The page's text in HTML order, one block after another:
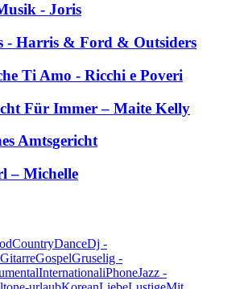
- Joris
- Harris & Ford & Outsiders
Ti Amo - Ricchi e Poveri
Für Immer – Maite Kelly
Amtsgericht
– Michelle
CountryDanceDj -
GitarreGospelGruselig -
InternationaliPhoneJazz -